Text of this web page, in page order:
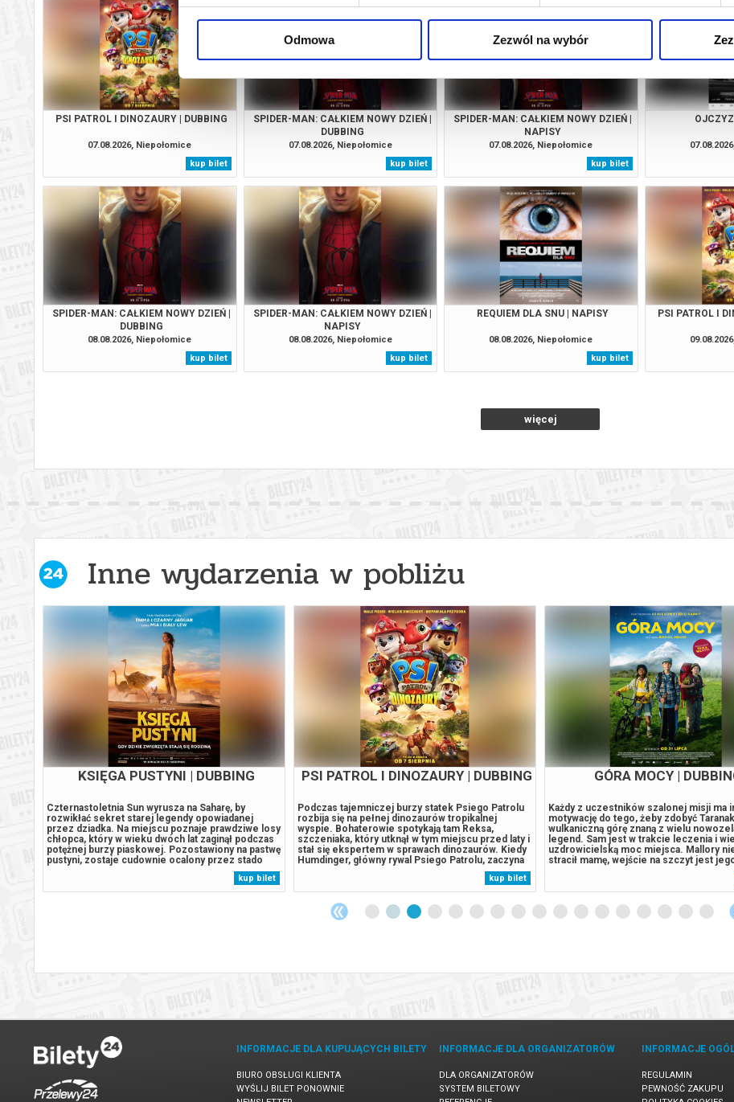
Odmowa Zezwól na wybór
PSI PATROL I DINOZAURY | DUBBING
07.08.2026, Niepołomice
kup bilet
SPIDER-MAN: CAŁKIEM NOWY DZIEŃ |
DUBBING
07.08.2026, Niepołomice
kup bilet
SPIDER-MAN: CAŁKIEM NOWY DZIEŃ |
NAPISY
07.08.2026, Niepołomice
kup bilet
SPIDER-MAN: CAŁKIEM NOWY DZIEŃ |
DUBBING
08.08.2026, Niepołomice
kup bilet
SPIDER-MAN: CAŁKIEM NOWY DZIEŃ |
NAPISY
08.08.2026, Niepołomice
kup bilet
REQUIEM DLA SNU | NAPISY
08.08.2026, Niepołomice
kup bilet
PSI PATROL I
więcej
Inne wydarzenia w pobliżu
KSIĘGA PUSTYNI | DUBBING
Czternastoletnia Sun wyrusza na Saharę, by
rozwikłać sekret starej legendy opowiadanej
przez dziadka. Na miejscu poznaje prawdziwe losy
chłopca, który w wieku dwóch lat zaginął podczas
potężnej burzy piaskowej. Pozostawiony na pastwę
pustyni, zostaje cudownie ocalony przez stado
strusi. Spędza z nimi następne dziesięć lat, ucząc
się jak przetrwać i dorastając z dala od ludzi. Jego
najlepszym przyjacielem...
kup bilet
PSI PATROL I DINOZAURY | DUBBING
Podczas tajemniczej burzy statek Psiego Patrolu
rozbija się na pełnej dinozaurów tropikalnej
wyspie. Bohaterowie spotykają tam Reksa,
szczeniaka, który utknął w tym miejscu przed laty i
stał się ekspertem w sprawach dinozaurów. Kiedy
Humdinger, główny rywal Psiego Patrolu, zaczyna
lekkomyślnie eksploatować zasoby naturalne
wyspy, doprowadza do wybuchu ogromnego,
uśpionego od lat wulkanu. Psi Patrol...
kup bilet
GÓRA MOCY |
Każdy z uczestników szalonej misji ma
motywację do tego, żeby zdobyć
wulkaniczną górę znaną z wielu
legend. Sam jest w trakcie leczenia i
uzdrowicielską moc miejsca. Mallory
stracił mamę, wejście na szczyt jest
rodzinnym, niespełnionym marzeniem.
Maorys Bronco od zawsze chciał
którą jego przodkowie darzą wielkim
szacunkiem....
INFORMACJE DLA KUPUJĄCYCH BILETY
BIURO OBSŁUGI KLIENTA
WYŚLIJ BILET PONOWNIE
INFORMACJE DLA ORGANIZATORÓW
DLA ORGANIZATORÓW
SYSTEM BILETOWY
INFORMACJE
REGULAMIN
PEWNOŚĆ ZAKUPU